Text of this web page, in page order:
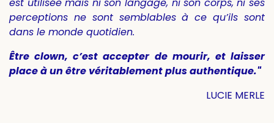
perceptions ne sont semblables à ce qu’ils sont
dans le monde quotidien.
Être clown, c’est accepter de mourir, et laisser
place à un être véritablement plus authentique."
LUCIE MERLE​